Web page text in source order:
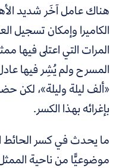
هناك عامل آخَر شديد
الكاميرا وإمكان تسجيل
المرات التي اعتلى فيها
المسرح ولم يُشِر فيها
«ألف ليلة وليلة»، لكن
بإغرائه بهذا الكسر.
ما يحدث في كسر الحائط
موضوعيًّا من ناحية